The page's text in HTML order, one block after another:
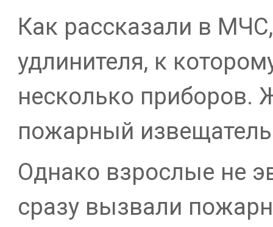
Как рассказали в
удлинителя, к
несколько приборов.
пожарный
Однако взрослые не
сразу вызвали